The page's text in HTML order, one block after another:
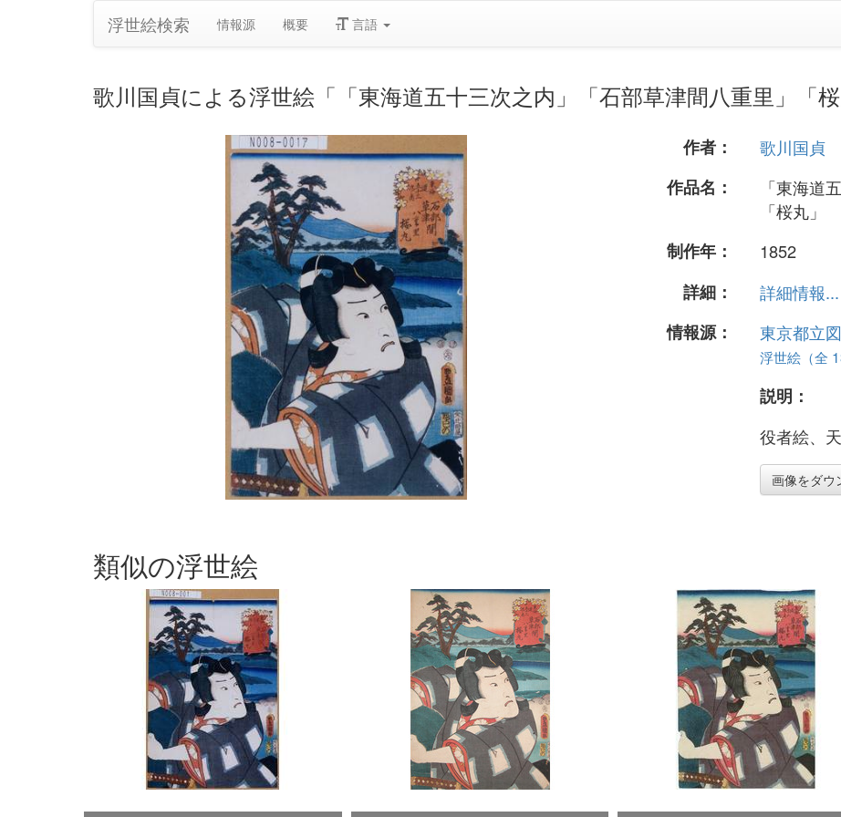
浮世絵検索 情報源 概要 言語
歌川国貞による浮世絵「「東海道五十三次之内」「石部草津間八重里」「桜
作者：
歌川国貞
作品名：
「東海道
「桜丸」
制作年：
1852
詳細：
詳細情報...
情報源：
東京都立
浮世絵（全
説明：
役者絵、
画像をダウ
類似の浮世絵